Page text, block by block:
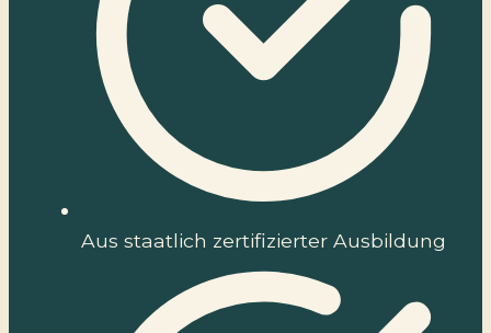
Aus staatlich zertifizierter Ausbildung